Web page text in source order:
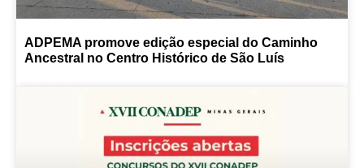
ADPEMA promove edição especial do Caminho
Ancestral no Centro Histórico de São Luís